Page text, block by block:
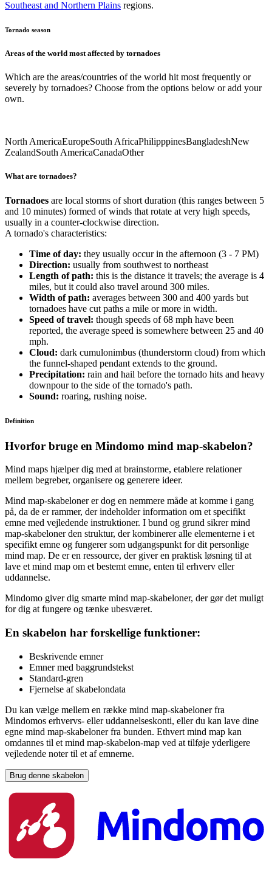
Southeast and Northern Plains regions.
Tornado season
Areas of the world most affected by tornadoes
Which are the areas/countries of the world hit most frequently or
severely by tornadoes? Choose from the options below or add your
own.
North AmericaEuropeSouth AfricaPhilipppinesBangladeshNew
ZealandSouth AmericaCanadaOther
What are tornadoes?
Tornadoes are local storms of short duration (this ranges between 5
and 10 minutes) formed of winds that rotate at very high speeds,
usually in a counter-clockwise direction.
A tornado's characteristics:
Time of day: they usually occur in the afternoon (3 - 7 PM)
Direction: usually from southwest to northeast
Length of path: this is the distance it travels; the average is 4
miles, but it could also travel around 300 miles.
Width of path: averages between 300 and 400 yards but
tornadoes have cut paths a mile or more in width.
Speed of travel: though speeds of 68 mph have been
reported, the average speed is somewhere between 25 and 40
mph.
Cloud: dark cumulonimbus (thunderstorm cloud) from which
the funnel-shaped pendant extends to the ground.
Precipitation: rain and hail before the tornado hits and heavy
downpour to the side of the tornado's path.
Sound: roaring, rushing noise.
Definition
Hvorfor bruge en Mindomo mind map-skabelon?
Mind maps hjælper dig med at brainstorme, etablere relationer
mellem begreber, organisere og generere ideer.
Mind map-skabeloner er dog en nemmere måde at komme i gang
på, da de er rammer, der indeholder information om et specifikt
emne med vejledende instruktioner. I bund og grund sikrer mind
map-skabeloner den struktur, der kombinerer alle elementerne i et
specifikt emne og fungerer som udgangspunkt for dit personlige
mind map. De er en ressource, der giver en praktisk løsning til at
lave et mind map om et bestemt emne, enten til erhverv eller
uddannelse.
Mindomo giver dig smarte mind map-skabeloner, der gør det muligt
for dig at fungere og tænke ubesværet.
En skabelon har forskellige funktioner:
Beskrivende emner
Emner med baggrundstekst
Standard-gren
Fjernelse af skabelondata
Du kan vælge mellem en række mind map-skabeloner fra
Mindomos erhvervs- eller uddannelseskonti, eller du kan lave dine
egne mind map-skabeloner fra bunden. Ethvert mind map kan
omdannes til et mind map-skabelon-map ved at tilføje yderligere
vejledende noter til et af emnerne.
Brug denne skabelon